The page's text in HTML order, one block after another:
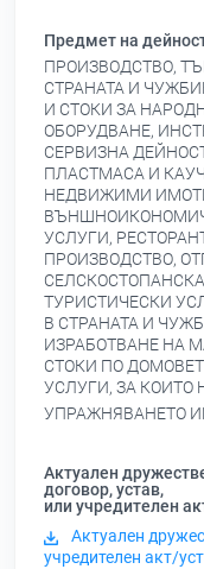
Предмет на
ПРОИЗВОДСТВО,
СТРАНАТА И
И СТОКИ ЗА
ОБОРУДВАНЕ,
СЕРВИЗНА
ПЛАСТМАСА И
НЕДВИЖИМИ
УСЛУГИ,
ПРОИЗВОДСТВО,
ТУРИСТИЧЕСКИ
В СТРАНАТА И
ИЗРАБОТВАНЕ НА
СТОКИ ПО
УСЛУГИ, ЗА КОИТО
УПРАЖНЯВАНЕТО
Актуален
договор, устав,
или учредителен
Актуален
учредителен акт/